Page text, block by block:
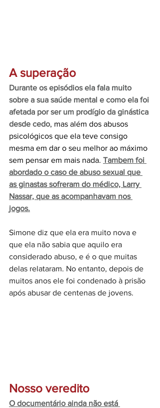
A superação
Durante os episódios ela fala muito
sobre a sua saúde mental e como ela foi
afetada por ser um prodígio da ginástica
desde cedo, mas além dos abusos
psicológicos que ela teve consigo
mesma em dar o seu melhor ao máximo
sem pensar em mais nada. Tambem foi
abordado o caso de abuso sexual que
as ginastas sofreram do médico, Larry
Nassar, que as acompanhavam nos
jogos.
Simone diz que ela era muito nova e
que ela não sabia que aquilo era
considerado abuso, e é o que muitas
delas relataram. No entanto, depois de
muitos anos ele foi condenado à prisão
após abusar de centenas de jovens.
Nosso veredito
O documentário ainda não está